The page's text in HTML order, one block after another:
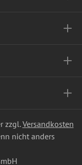
zzgl.Versandkosten
nicht anders